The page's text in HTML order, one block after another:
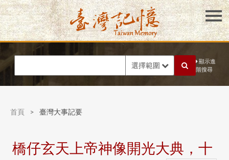
選擇範圍
顯示進
階搜尋
首頁 > 臺灣大事記要
橋仔玄天上帝神像開光大典，十